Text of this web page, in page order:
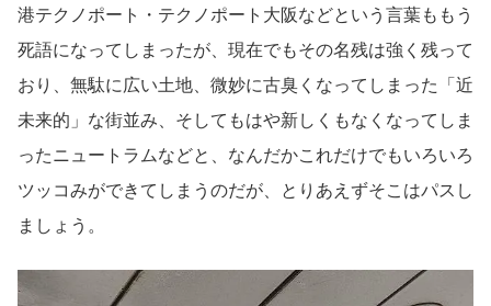
港テクノポート・テクノポート大阪などという言葉ももう
死語になってしまったが、現在でもその名残は強く残って
おり、無駄に広い土地、微妙に古臭くなってしまった「近
未来的」な街並み、そしてもはや新しくもなくなってしま
ったニュートラムなどと、なんだかこれだけでもいろいろ
ツッコみができてしまうのだが、とりあえずそこはパスし
ましょう。